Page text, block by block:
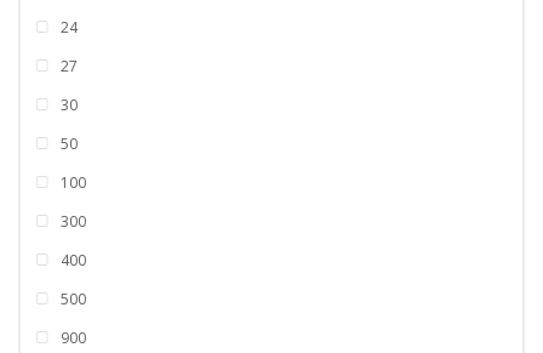
24
27
30
50
100
300
400
500
900